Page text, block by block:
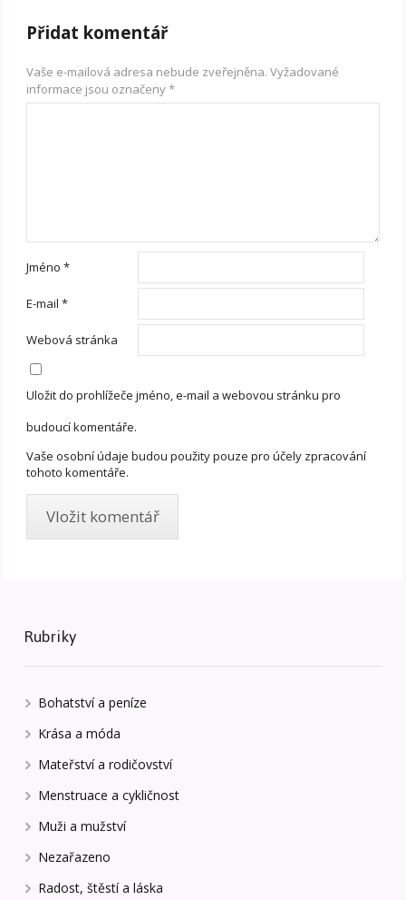
Přidat komentář
Vaše e-mailová adresa nebude zveřejněna. Vyžadované
informace jsou označeny*
Jméno*
E-mail*
Webová stránka
Uložit do prohlížeče jméno, e-mail a webovou stránku pro
budoucí komentáře.
Vaše osobní údaje budou použity pouze pro účely zpracování
tohoto komentáře.
Rubriky
Bohatství a peníze
Krása a móda
Mateřství a rodičovství
Menstruace a cykličnost
Muži a mužství
Nezařazeno
Radost, štěstí a láska